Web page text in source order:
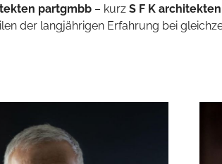
partgmbb – kurz S F K
der langjährigen Erfahrung bei